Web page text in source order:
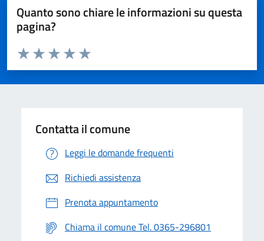
Quanto sono chiare le informazioni su questa
pagina?
Valuta da 1 a 5 stelle la pagina
Valuta 5 stelle su 5
Valuta 4 stelle su 5
Valuta 3 stelle su 5
Valuta 2 stelle su 5
Valuta 1 stelle su 5
Contatta il comune
Leggi le domande frequenti
Richiedi assistenza
Prenota appuntamento
Chiama il comune Tel. 0365-296801